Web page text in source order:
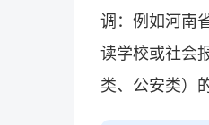
调：例如河南
读学校或社会
类、公安类）